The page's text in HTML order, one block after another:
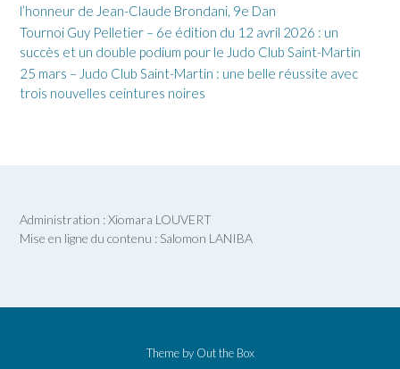
l’honneur de Jean-Claude Brondani, 9e Dan
Tournoi Guy Pelletier – 6e édition du 12 avril 2026 : un
succès et un double podium pour le Judo Club Saint-Martin
25 mars – Judo Club Saint-Martin : une belle réussite avec
trois nouvelles ceintures noires
Administration : Xiomara LOUVERT
Mise en ligne du contenu : Salomon LANIBA
Theme by Out the Box